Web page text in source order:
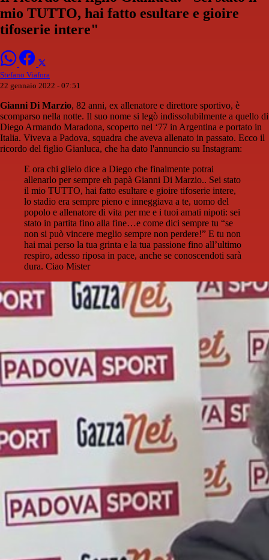
mio TUTTO, hai fatto esultare e gioire
tifoserie intere"
Stefano Viafora
22 gennaio 2022 - 07:51
Gianni Di Marzio, 82 anni, ex allenatore e direttore sportivo, è
scomparso nella notte. Il suo nome si legò indissolubilmente a quello di
Diego Armando Maradona, scoperto nel ‘77 in Argentina e portato in
Italia. Viveva a Padova, squadra che aveva allenato in passato. Ecco il
ricordo del figlio Gianluca, che ha dato l'annuncio su Instagram:
E ora chi glielo dice a Diego che finalmente potrai
allenarlo per sempre eh papà Gianni Di Marzio.. Sei stato
il mio TUTTO, hai fatto esultare e gioire tifoserie intere,
lo stadio era sempre pieno e inneggiava a te, uomo del
popolo e allenatore di vita per me e i tuoi amati nipoti: sei
stato in partita fino alla fine…e come dici sempre tu “se
non si può vincere meglio sempre non perdere!” E tu non
hai mai perso la tua grinta e la tua passione fino all’ultimo
respiro, adesso riposa in pace, anche se conoscendoti sarà
dura. Ciao Mister